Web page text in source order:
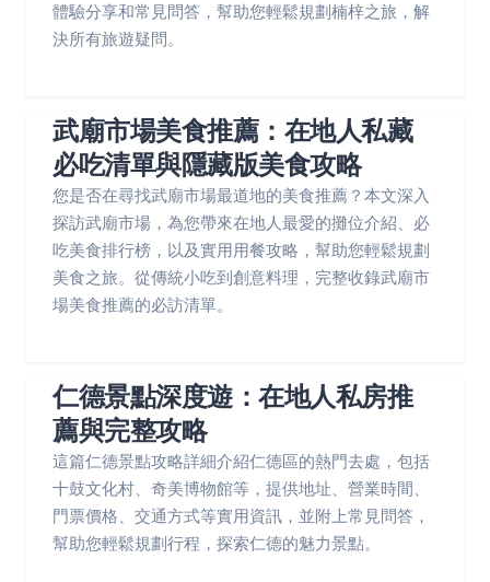
體驗分享和常見問答，幫助您輕鬆規劃楠梓之旅，解
決所有旅遊疑問。
武廟市場美食推薦：在地人私藏
必吃清單與隱藏版美食攻略
您是否在尋找武廟市場最道地的美食推薦？本文深入
探訪武廟市場，為您帶來在地人最愛的攤位介紹、必
吃美食排行榜，以及實用用餐攻略，幫助您輕鬆規劃
美食之旅。從傳統小吃到創意料理，完整收錄武廟市
場美食推薦的必訪清單。
仁德景點深度遊：在地人私房推
薦與完整攻略
這篇仁德景點攻略詳細介紹仁德區的熱門去處，包括
十鼓文化村、奇美博物館等，提供地址、營業時間、
門票價格、交通方式等實用資訊，並附上常見問答，
幫助您輕鬆規劃行程，探索仁德的魅力景點。